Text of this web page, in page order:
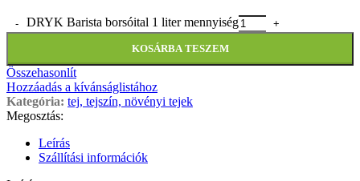
DRYK Barista borsóital 1 liter mennyiség
KOSÁRBA TESZEM
Összehasonlít
Hozzáadás a kívánságlistához
Kategória: tej, tejszín, növényi tejek
Megosztás:
Leírás
Szállítási információk